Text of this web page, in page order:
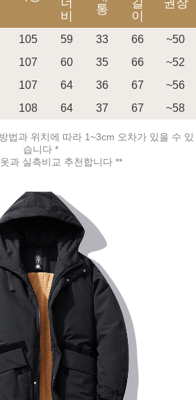
비
통
이
105 59 33 66
~50
107 60 35 66
~52
107 64 36 67
~56
108 64 37 67 ~58
법과 위치에 따라 1~3cm 오차가 있을 수 있
습니다 *
과 실측비교 추천합니다 **